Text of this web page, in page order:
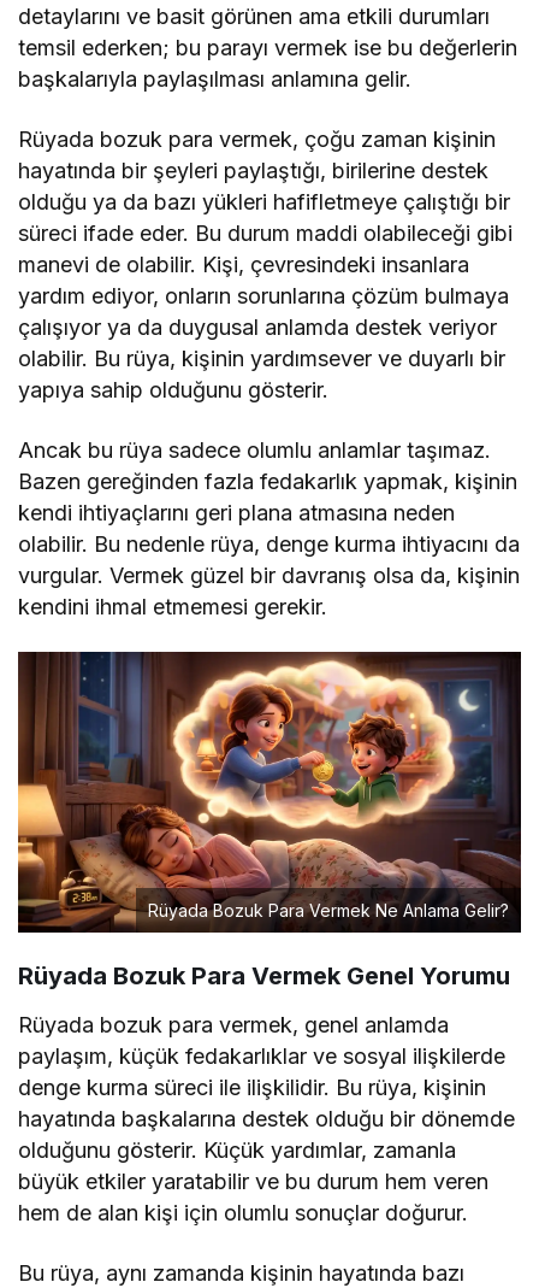
detaylarını ve basit görünen ama etkili durumları
temsil ederken; bu parayı vermek ise bu değerlerin
başkalarıyla paylaşılması anlamına gelir.
Rüyada bozuk para vermek, çoğu zaman kişinin
hayatında bir şeyleri paylaştığı, birilerine destek
olduğu ya da bazı yükleri hafifletmeye çalıştığı bir
süreci ifade eder. Bu durum maddi olabileceği gibi
manevi de olabilir. Kişi, çevresindeki insanlara
yardım ediyor, onların sorunlarına çözüm bulmaya
çalışıyor ya da duygusal anlamda destek veriyor
olabilir. Bu rüya, kişinin yardımsever ve duyarlı bir
yapıya sahip olduğunu gösterir.
Ancak bu rüya sadece olumlu anlamlar taşımaz.
Bazen gereğinden fazla fedakarlık yapmak, kişinin
kendi ihtiyaçlarını geri plana atmasına neden
olabilir. Bu nedenle rüya, denge kurma ihtiyacını da
vurgular. Vermek güzel bir davranış olsa da, kişinin
kendini ihmal etmemesi gerekir.
Rüyada Bozuk Para Vermek Ne Anlama Gelir?
Rüyada Bozuk Para Vermek Genel Yorumu
Rüyada bozuk para vermek, genel anlamda
paylaşım, küçük fedakarlıklar ve sosyal ilişkilerde
denge kurma süreci ile ilişkilidir. Bu rüya, kişinin
hayatında başkalarına destek olduğu bir dönemde
olduğunu gösterir. Küçük yardımlar, zamanla
büyük etkiler yaratabilir ve bu durum hem veren
hem de alan kişi için olumlu sonuçlar doğurur.
Bu rüya, aynı zamanda kişinin hayatında bazı